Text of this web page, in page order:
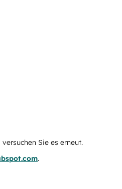
Sie es erneut.
.